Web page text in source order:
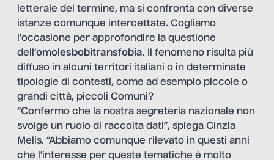
letterale del termine, ma si confronta con diverse
istanze comunque intercettate. Cogliamo
l’occasione per approfondire la questione
dell’omolesbobitransfobia. Il fenomeno risulta più
diffuso in alcuni territori italiani o in determinate
tipologie di contesti, come ad esempio piccole o
grandi città, piccoli Comuni?
“Confermo che la nostra segreteria nazionale non
svolge un ruolo di raccolta dati”, spiega Cinzia
Melis. “Abbiamo comunque rilevato in questi anni
che l’interesse per queste tematiche è molto